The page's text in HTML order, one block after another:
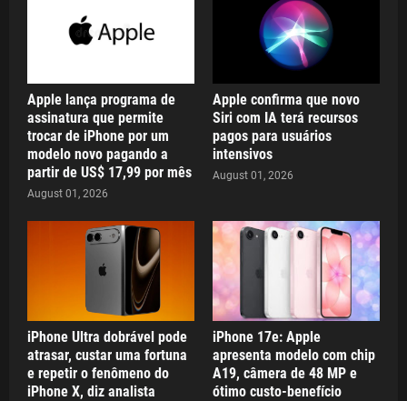
Apple lança programa de
assinatura que permite
trocar de iPhone por um
modelo novo pagando a
partir de US$ 17,99 por mês
August 01, 2026
Apple confirma que novo
Siri com IA terá recursos
pagos para usuários
intensivos
August 01, 2026
iPhone Ultra dobrável pode
atrasar, custar uma fortuna
e repetir o fenômeno do
iPhone X, diz analista
iPhone 17e: Apple
apresenta modelo com chip
A19, câmera de 48 MP e
ótimo custo-benefício